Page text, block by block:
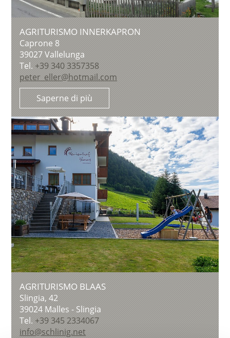
AGRITURISMO INNERKAPRON
Caprone 8
39027Vallelunga
Tel.+39 340 3357358
peter_eller@hotmail.com
Saperne di più
AGRITURISMO BLAAS
Slingia, 42
39024 Malles - Slingia
Tel.+39 345 2334067
info@schlinig.net